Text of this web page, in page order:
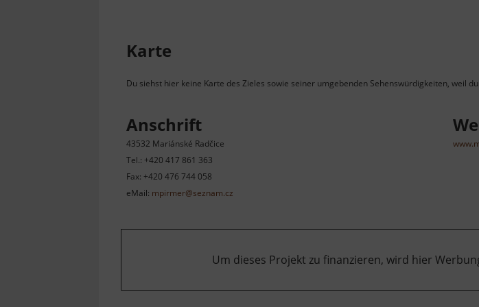
Karte
Du siehst hier keine Karte des Zieles sowie seiner umgebenden Sehenswürdigkeiten, weil
Anschrift
43532 Mariánské Radčice
Tel.: +420 417 861 363
Fax: +420 476 744 058
eMail: mpirmer@seznam.cz
Um dieses Projekt zu finanzieren, wird hier